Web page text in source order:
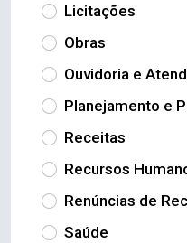
Licitações
Obras
Ouvidoria e
Planejamento e
Receitas
Recursos
Renúncias de
Saúde